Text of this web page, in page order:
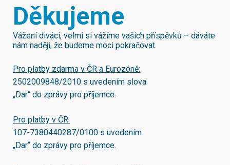
Děkujeme
Vážení diváci, velmi si vážíme vašich příspěvků – dáváte
nám naději, že budeme moci pokračovat.
Pro platby zdarma v ČR a Eurozóně:
2502009848/2010 s uvedením slova
„Dar“ do zprávy pro příjemce.
Pro platby v ČR:
107-7380440287/0100 s uvedením
„Dar“ do zprávy pro příjemce.